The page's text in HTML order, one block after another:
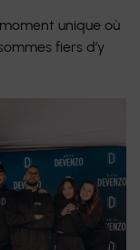
unique où
fiers d’y